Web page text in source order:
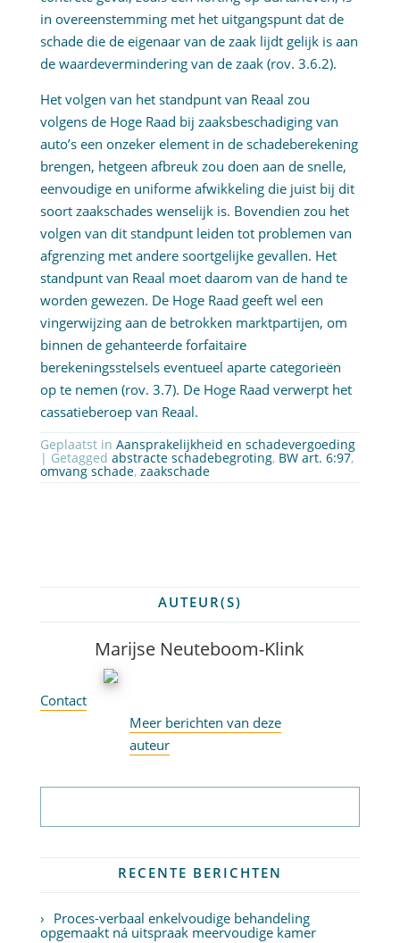
in overeenstemming met het uitgangspunt dat de
schade die de eigenaar van de zaak lijdt gelijk is aan
de waardevermindering van de zaak (rov. 3.6.2).
Het volgen van het standpunt van Reaal zou
volgens de Hoge Raad bij zaaksbeschadiging van
auto’s een onzeker element in de schadeberekening
brengen, hetgeen afbreuk zou doen aan de snelle,
eenvoudige en uniforme afwikkeling die juist bij dit
soort zaakschades wenselijk is. Bovendien zou het
volgen van dit standpunt leiden tot problemen van
afgrenzing met andere soortgelijke gevallen. Het
standpunt van Reaal moet daarom van de hand te
worden gewezen. De Hoge Raad geeft wel een
vingerwijzing aan de betrokken marktpartijen, om
binnen de gehanteerde forfaitaire
berekeningsstelsels eventueel aparte categorieën
op te nemen (rov. 3.7). De Hoge Raad verwerpt het
cassatieberoep van Reaal.
Geplaatst in Aansprakelijkheid en schadevergoeding
| Getagged abstracte schadebegroting, BW art. 6:97,
omvang schade, zaakschade
AUTEUR(S)
Marijse Neuteboom-Klink
Contact
Meer berichten van deze
auteur
RECENTE BERICHTEN
Proces-verbaal enkelvoudige behandeling
opgemaakt ná uitspraak meervoudige kamer